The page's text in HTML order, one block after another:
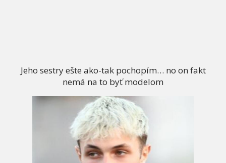
Jeho sestry ešte ako-tak pochopím… no on fakt
nemá na to byť modelom